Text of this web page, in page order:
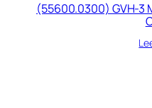
(55600.0300) GVH-3